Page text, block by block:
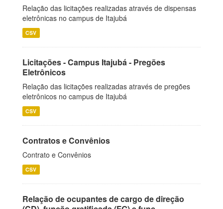
Relação das licitações realizadas através de dispensas
eletrônicas no campus de Itajubá
CSV
Licitações - Campus Itajubá - Pregões
Eletrônicos
Relação das licitações realizadas através de pregões
eletrônicos no campus de Itajubá
CSV
Contratos e Convênios
Contrato e Convênios
CSV
Relação de ocupantes de cargo de direção